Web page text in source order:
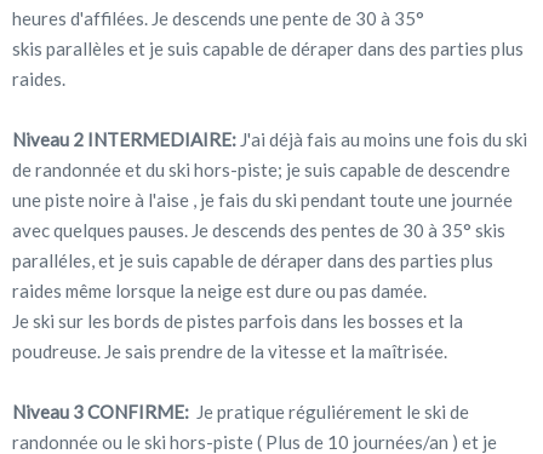
heures d'affilées. Je descends une pente de 30 à 35°
skis parallèles et je suis capable de déraper dans des parties plus
raides.
Niveau 2 INTERMEDIAIRE: J'ai déjà fais au moins une fois du ski
de randonnée et du ski hors-piste; je suis capable de descendre
une piste noire à l'aise , je fais du ski pendant toute une journée
avec quelques pauses. Je descends des pentes de 30 à 35° skis
paralléles, et je suis capable de déraper dans des parties plus
raides même lorsque la neige est dure ou pas damée.
Je ski sur les bords de pistes parfois dans les bosses et la
poudreuse. Je sais prendre de la vitesse et la maîtrisée.
Niveau 3 CONFIRME: Je pratique réguliérement le ski de
randonnée ou le ski hors-piste ( Plus de 10 journées/an ) et je